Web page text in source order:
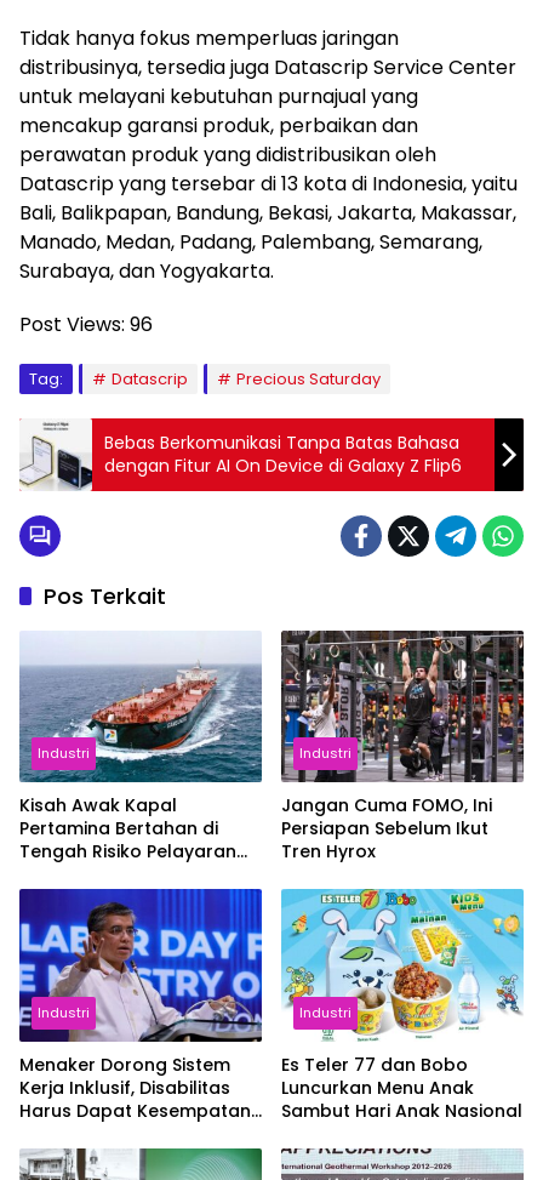
Tidak hanya fokus memperluas jaringan
distribusinya, tersedia juga Datascrip Service Center
untuk melayani kebutuhan purnajual yang
mencakup garansi produk, perbaikan dan
perawatan produk yang didistribusikan oleh
Datascrip yang tersebar di 13 kota di Indonesia, yaitu
Bali, Balikpapan, Bandung, Bekasi, Jakarta, Makassar,
Manado, Medan, Padang, Palembang, Semarang,
Surabaya, dan Yogyakarta.
Post Views: 96
Tag: Datascrip Precious Saturday
Bebas Berkomunikasi Tanpa Batas Bahasa
dengan Fitur AI On Device di Galaxy Z Flip6
Pos Terkait
Industri
Kisah Awak Kapal
Pertamina Bertahan di
Tengah Risiko Pelayaran
Industri
Jangan Cuma FOMO, Ini
Persiapan Sebelum Ikut
Tren Hyrox
Industri
Menaker Dorong Sistem
Kerja Inklusif, Disabilitas
Harus Dapat Kesempatan
Industri
Es Teler 77 dan Bobo
Luncurkan Menu Anak
Sambut Hari Anak Nasional